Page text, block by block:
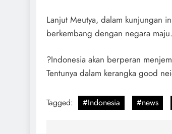
Lanjut Meutya, dalam kunjungan
berkembang dengan negara maju.
?Indonesia akan berperan
Tentunya dalam kerangka good
Tagged: #Indonesia #news